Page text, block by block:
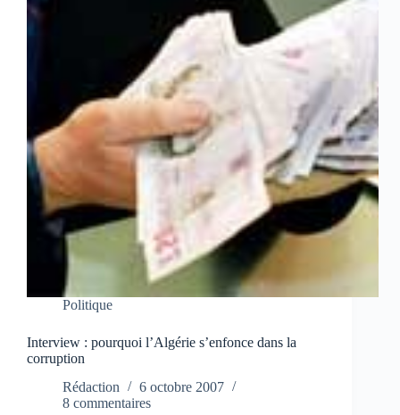
Politique
Interview : pourquoi l’Algérie s’enfonce dans la
corruption
Rédaction
6 octobre 2007
8 commentaires